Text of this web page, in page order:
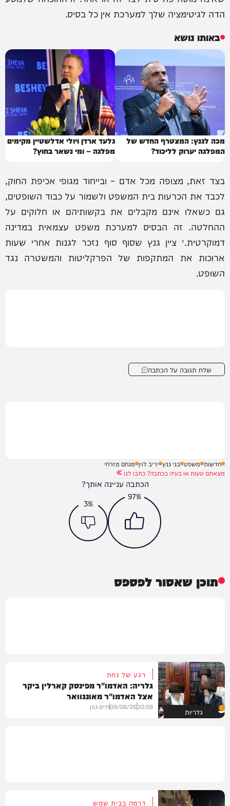
הדה לגיטימציה שלך למערכת אין כל בסיס.
באותו נושא
מכה לגנץ: המצטרף החדש של
המפלגה יערוק לליכוד?
גלעד ארדן ויולי אדלשטיין מקימים
מפלגה – ומי נשאר בחוץ?
בצד זאת, מצופה מכל אדם – ובייחוד מגופי אכיפת החוק,
לכבד את הכרעות בית המשפט ולשמור על כבוד השופטים,
גם כשאלו אינם מקבלים את בקשותיהם או חלוקים על
ההחלטה. זה הבסיס למערכת משפט עצמאית במדינה
דמוקרטית.״ ציין גנץ שסוף סוף נזכר לגנות אחרי שעות
ארוכות את המתקפות של הפרקליטות והמשטרה נגד
השופט.
שלח תגובה על הכתבה
חדשות משפט בני גנץ יריב לוין מנחם מזרחי
מצאתם טעות או בעיה בכתבה? כתבו לנו
הכתבה עניינה אותך?
97%
3%
תוכן שאסור לפספס
גלריות
רגע של נחת
גלריה: האדמו"ר מפינסק קארלין ביקר
אצל האדמו"ר מאונגוואר
20:08
09/08/26חיים גפן
דרמה בבית שמש